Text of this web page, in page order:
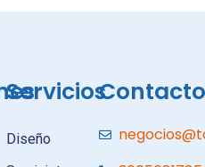
Servicios
Diseño
Contacto